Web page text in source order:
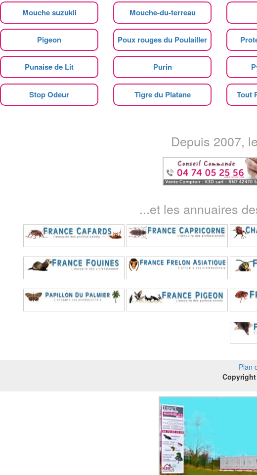
Mouche suzukii Mouche-du-terreau
Pigeon Poux rouges du Poulailler
Punaise de Lit Purin
Stop Odeur Tigre du Platane Tout
Depuis 2007,
...et les annuaires
Plan
Copyright